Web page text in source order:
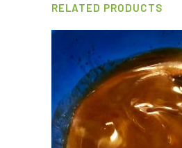
RELATED PRODUCTS